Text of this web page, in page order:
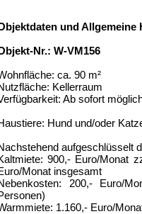
und Allgemeine
Nr.: W-VM156
ca. 90 m²
Kellerraum
Ab sofort
Hund und/oder
aufgeschlüsselt
900,- Euro/Monat
Monat insgesamt
200,- Euro/
1.160,- Euro/